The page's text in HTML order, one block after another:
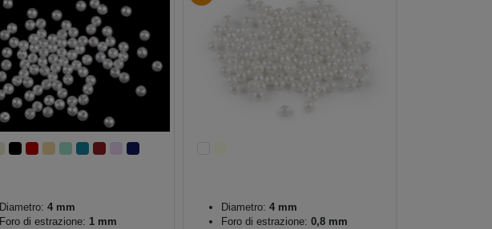
Diametro: 4 mm
Foro di estrazione: 1 mm
Diametro: 4 mm
Foro di estrazione: 0,8 mm